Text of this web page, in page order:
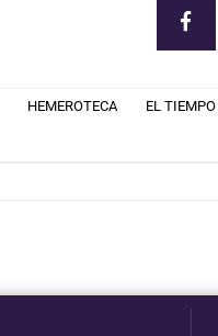
HEMEROTECA EL TIEMPO